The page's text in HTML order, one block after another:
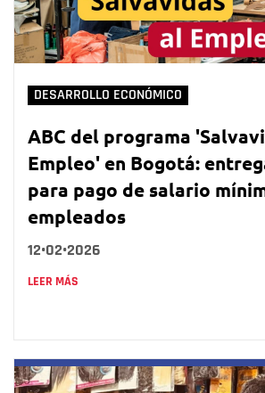
DESARROLLO ECONÓMICO
ABC del programa
Empleo' en Bogotá:
para pago de salario
empleados
12•02•2026
LEER MÁS